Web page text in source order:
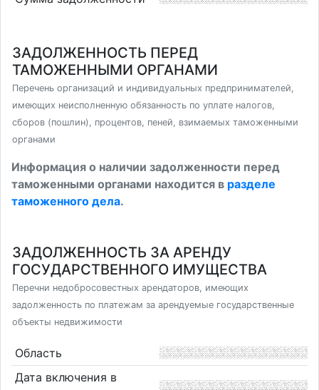
ЗАДОЛЖЕННОСТЬ ПЕРЕД
ТАМОЖЕННЫМИ ОРГАНАМИ
Перечень организаций и индивидуальных предпринимателей,
имеющих неисполненную обязанность по уплате налогов,
сборов (пошлин), процентов, пеней, взимаемых таможенными
органами
Информация о наличии задолженности перед
таможенными органами находится в разделе
таможенного дела.
ЗАДОЛЖЕННОСТЬ ЗА АРЕНДУ
ГОСУДАРСТВЕННОГО ИМУЩЕСТВА
Перечни недобросовестных арендаторов, имеющих
задолженность по платежам за арендуемые государственные
объекты недвижимости
Область
Дата включения в